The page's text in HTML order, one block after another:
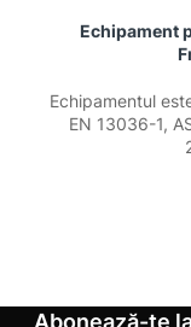
Echipament
Echipamentul
EN 13036-1,
Abonează-te